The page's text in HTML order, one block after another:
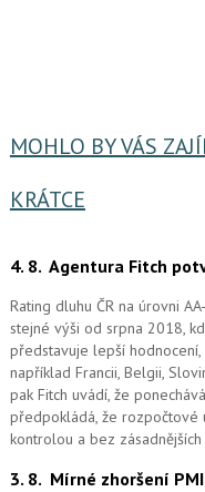
MOHLO BY VÁS
KRÁTCE
4. 8. Agentura Fitch
Rating dluhu ČR na úrovni
stejné výši od srpna 2018,
představuje lepší
například Francii, Belgii,
pak Fitch uvádí, že
předpokládá, že rozpočtové
kontrolou a bez
3. 8. Mírné zhoršení PMI